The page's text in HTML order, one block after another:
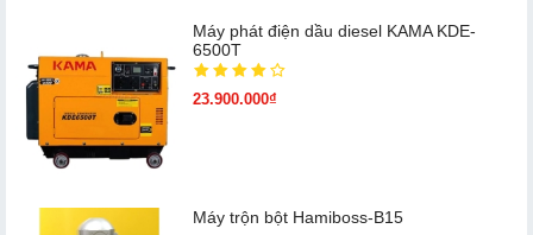
Máy phát điện dầu diesel KAMA KDE-
6500T
23.900.000₫
Máy trộn bột Hamiboss-B15